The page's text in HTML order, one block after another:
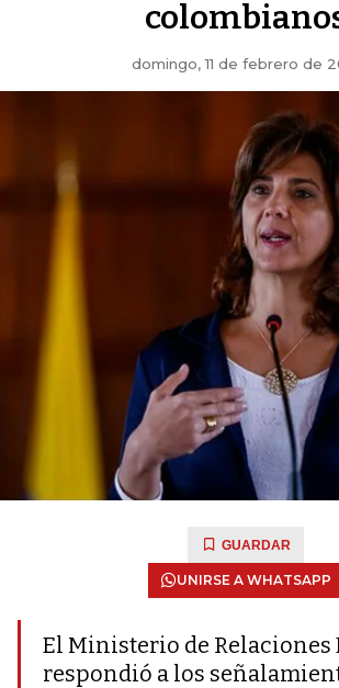
domingo, 11 de febrero de
GUARDAR
UNIRSE A WHATSAPP
El Ministerio de Relaciones
respondió a los